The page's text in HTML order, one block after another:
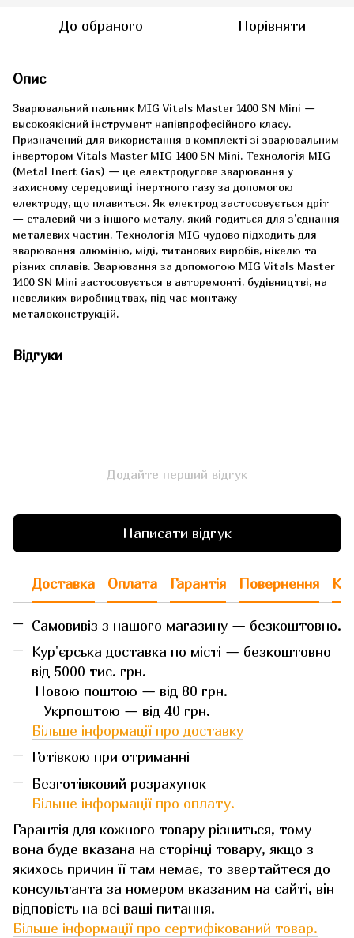
До обраного Порівняти
Опис
Зварювальний пальник MIG Vitals Master 1400 SN Mini —
высокоякісний інструмент напівпрофесійного класу.
Призначений для використання в комплекті зі зварювальним
інвертором Vitals Master MIG 1400 SN Mini. Технологія MIG
(Metal Inert Gas) — це електродугове зварювання у
захисному середовищі інертного газу за допомогою
електроду, що плавиться. Як електрод застосовується дріт
— сталевий чи з іншого металу, який годиться для з’єднання
металевих частин. Технологія MIG чудово підходить для
зварювання алюмінію, міді, титанових виробів, нікелю та
різних сплавів. Зварювання за допомогою MIG Vitals Master
1400 SN Mini застосовується в авторемонті, будівництві, на
невеликих виробництвах, під час монтажу
металоконструкцій.
Відгуки
Додайте перший відгук
Написати відгук
Доставка Оплата Гарантія Повернення
Самовивіз з нашого магазину — безкоштовно.
Кур'єрська доставка по місті — безкоштовно
від 5000 тис. грн.
Новою поштою — від 80 грн.
Укрпоштою — від 40 грн.
Більше інформації про доставку
Готівкою при отриманні
Безготівковий розрахунок
Більше інформації про оплату.
Гарантія для кожного товару різниться, тому
вона буде вказана на сторінці товару, якщо з
якихось причин її там немає, то звертайтеся до
консультанта за номером вказаним на сайті, він
відповість на всі ваші питання.
Більше інформації про сертифікований товар.